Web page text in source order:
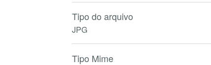
Tipo do arquivo
JPG
Tipo Mime